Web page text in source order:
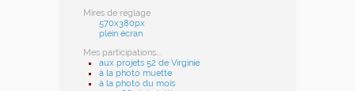
Mires de réglage
570x380px
plein écran
Mes participations...
aux projets 52 de Virginie
à la photo muette
à la photo du mois